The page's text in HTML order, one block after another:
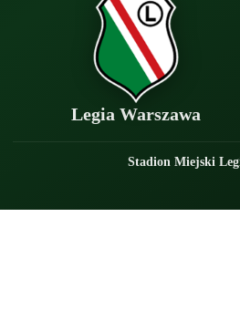
Legia Warszawa
Stadion Miejski